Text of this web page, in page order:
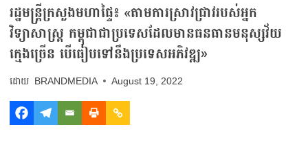
រដ្ឋមន្ត្រីក្រសួងមហាផ្ទៃ៖ «តាមការស្រាវជ្រាវរបស់អ្នក
វិទ្យាសាស្ត្រ កម្ពុជាជាប្រទេសដែលមានធនធានមនុស្សវ័យ
ក្មេងច្រើន បើធៀបទៅនឹងប្រទេសអភិវឌ្ឍ»
BRANDMEDIA August 19, 2022